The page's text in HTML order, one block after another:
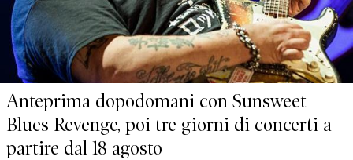
Anteprima dopodomani con Sunsweet
Blues Revenge, poi tre giorni di concerti a
partire dal 18 agosto